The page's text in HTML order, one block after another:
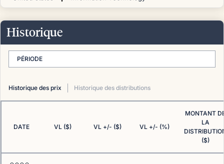
Historique
PÉRIODE
Historique des prix Historique des distributions
DATE VL ($) VL +/- ($) VL +/- (%)
MONTANT
LA
($)